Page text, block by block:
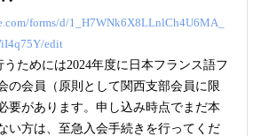
forms/d/1_H7WNk6X8LLnlCh4U6MA_
edit
うためには2024年度に日本フランス語フ
の会員
（原則として関西支部会員に限
要があります。申し込み時点でまだ本
い方は、至急入会手続きを行ってくだ